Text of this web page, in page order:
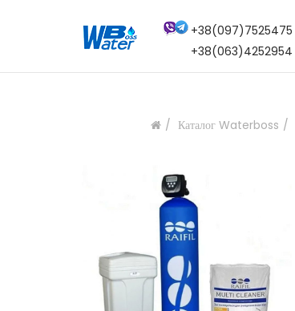
+38(097)7525475
+38(063)4252954
Каталог Waterboss